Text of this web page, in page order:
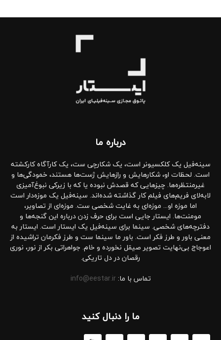
درباره‌ ما
سینه‌فیل یک کلکسیونر است، یک شکارچی ست، یک کارآگاه کارکشته
است. لحظات او، شکارهایش و رازهایش ژست‌ها هستند، خمودگی‌ها و
غیرمنتظره‌ها. چیزهایی که قصدش نبوده یا که با زیرکی نبوغ‌آمیزی
لابه‌لای فریم‌های فیلم کار گذاشته شده‌اند. سینه‌فیل یک موزه‌دار است
اما موزه او... موزه‌ای به غایت شخصی ست. موزه‌ای از تصاویر،
مومنت‌ها. ایستار جایی است برای حرف زدن درباره این گنجه‌ها و
دفترچه‌های شخصی. سینما برای سینه‌فیل یک ایستار است. ایستار به
معنی باور و طرز فکر است. باور ما سینما ست و طرز فکرمان تراشیده از
اعوجاج بی‌نهایت تصویر صیقل نخورده و خام. جواهراتی بکر از نور، نوری
رقصان در دل تاریکی.
تماس با ما:info@eestar.ir
ما را دنبال کنید